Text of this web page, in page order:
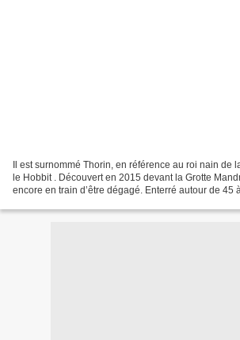
Il est surnommé Thorin, en référence au roi nain de
le Hobbit . Découvert en 2015 devant la Grotte
encore en train d’être dégagé. Enterré autour de 45 à